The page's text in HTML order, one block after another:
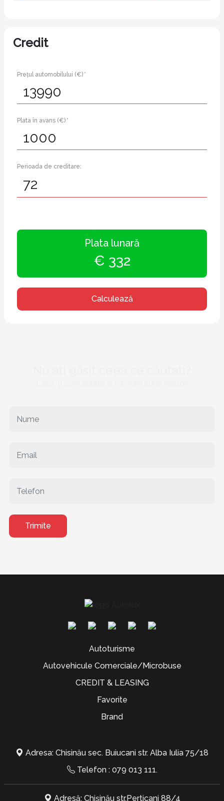
Credit
Prețul automobilului (€) *
Plata în avans (€) *
Perioada de creditare:
Plata lunară
€ 332
Calculează
Trimite
Autoturisme
Autovehicule Comerciale/Microbuse
CREDIT & LEASING
Favorite
Brand
Adresa: Chisinău sec. Buiucani str. Alba Iulia 75/18
Telefon : 079 013 111.
Adresă: Chișinău str.Perticani 88/4